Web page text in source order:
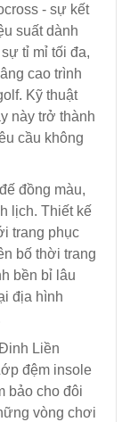
- sự kết
suất dành
tỉ mỉ tối đa,
cao trình
Kỹ thuật
này trở thành
cầu không
đồng màu,
lịch. Thiết kế
trang phục
bố thời trang
bền bỉ lâu
địa hình
Liền
đệm insole
bảo cho đôi
vòng chơi